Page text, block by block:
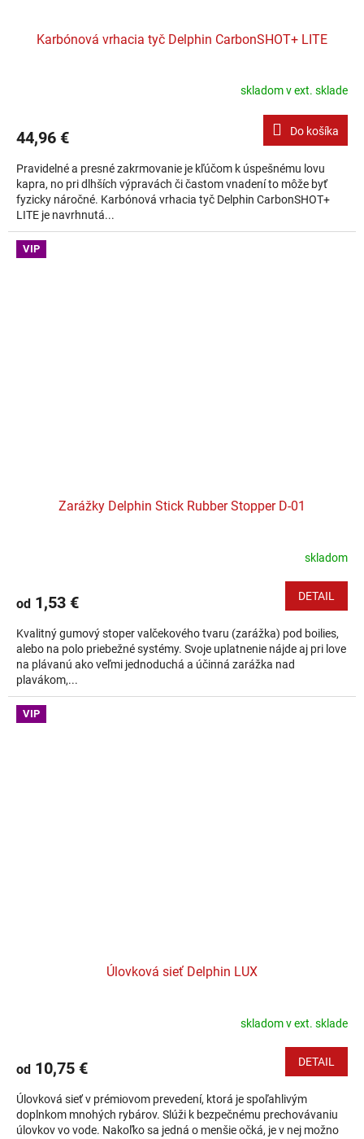
Karbónová vrhacia tyč Delphin CarbonSHOT+ LITE
skladom v ext. sklade
44,96 € Do košíka
Pravidelné a presné zakrmovanie je kľúčom k úspešnému lovu
kapra, no pri dlhších výpravách či častom vnadení to môže byť
fyzicky náročné. Karbónová vrhacia tyč Delphin CarbonSHOT+
LITE je navrhnutá...
VIP
Zarážky Delphin Stick Rubber Stopper D-01
skladom
od 1,53 € DETAIL
Kvalitný gumový stoper valčekového tvaru (zarážka) pod boilies,
alebo na polo priebežné systémy. Svoje uplatnenie nájde aj pri love
na plávanú ako veľmi jednoduchá a účinná zarážka nad
plavákom,...
VIP
Úlovková sieť Delphin LUX
skladom v ext. sklade
od 10,75 € DETAIL
Úlovková sieť v prémiovom prevedení, ktorá je spoľahlivým
doplnkom mnohých rybárov. Slúži k bezpečnému prechovávaniu
úlovkov vo vode. Nakoľko sa jedná o menšie očká, je v nej možno